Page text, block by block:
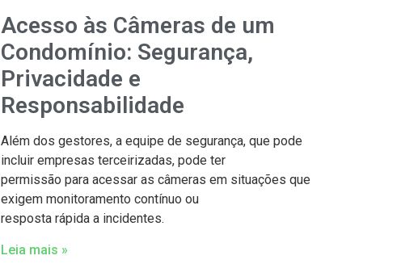
Acesso às Câmeras de um
Condomínio: Segurança,
Privacidade e
Responsabilidade
Além dos gestores, a equipe de segurança, que pode
incluir empresas terceirizadas, pode ter
permissão para acessar as câmeras em situações que
exigem monitoramento contínuo ou
resposta rápida a incidentes.
Leia mais »